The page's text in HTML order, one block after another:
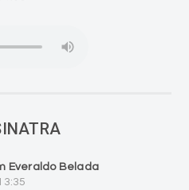
Everaldo Belada